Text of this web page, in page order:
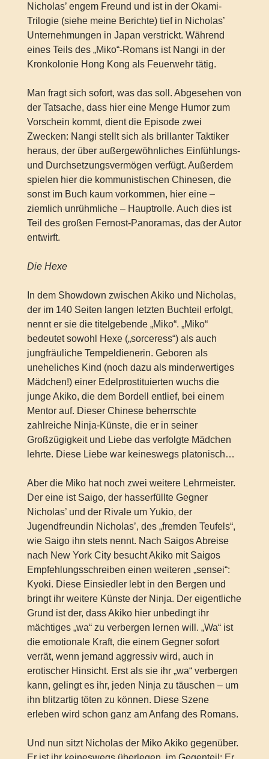
Nicholas’ engem Freund und ist in der Okami-
Trilogie (siehe meine Berichte) tief in Nicholas’
Unternehmungen in Japan verstrickt. Während
eines Teils des „Miko“-Romans ist Nangi in der
Kronkolonie Hong Kong als Feuerwehr tätig.
Man fragt sich sofort, was das soll. Abgesehen von
der Tatsache, dass hier eine Menge Humor zum
Vorschein kommt, dient die Episode zwei
Zwecken: Nangi stellt sich als brillanter Taktiker
heraus, der über außergewöhnliches Einfühlungs-
und Durchsetzungsvermögen verfügt. Außerdem
spielen hier die kommunistischen Chinesen, die
sonst im Buch kaum vorkommen, hier eine –
ziemlich unrühmliche – Hauptrolle. Auch dies ist
Teil des großen Fernost-Panoramas, das der Autor
entwirft.
Die Hexe
In dem Showdown zwischen Akiko und Nicholas,
der im 140 Seiten langen letzten Buchteil erfolgt,
nennt er sie die titelgebende „Miko“. „Miko“
bedeutet sowohl Hexe („sorceress“) als auch
jungfräuliche Tempeldienerin. Geboren als
uneheliches Kind (noch dazu als minderwertiges
Mädchen!) einer Edelprostituierten wuchs die
junge Akiko, die dem Bordell entlief, bei einem
Mentor auf. Dieser Chinese beherrschte
zahlreiche Ninja-Künste, die er in seiner
Großzügigkeit und Liebe das verfolgte Mädchen
lehrte. Diese Liebe war keineswegs platonisch…
Aber die Miko hat noch zwei weitere Lehrmeister.
Der eine ist Saigo, der hasserfüllte Gegner
Nicholas’ und der Rivale um Yukio, der
Jugendfreundin Nicholas’, des „fremden Teufels“,
wie Saigo ihn stets nennt. Nach Saigos Abreise
nach New York City besucht Akiko mit Saigos
Empfehlungsschreiben einen weiteren „sensei“:
Kyoki. Diese Einsiedler lebt in den Bergen und
bringt ihr weitere Künste der Ninja. Der eigentliche
Grund ist der, dass Akiko hier unbedingt ihr
mächtiges „wa“ zu verbergen lernen will. „Wa“ ist
die emotionale Kraft, die einem Gegner sofort
verrät, wenn jemand aggressiv wird, auch in
erotischer Hinsicht. Erst als sie ihr „wa“ verbergen
kann, gelingt es ihr, jeden Ninja zu täuschen – um
ihn blitzartig töten zu können. Diese Szene
erleben wird schon ganz am Anfang des Romans.
Und nun sitzt Nicholas der Miko Akiko gegenüber.